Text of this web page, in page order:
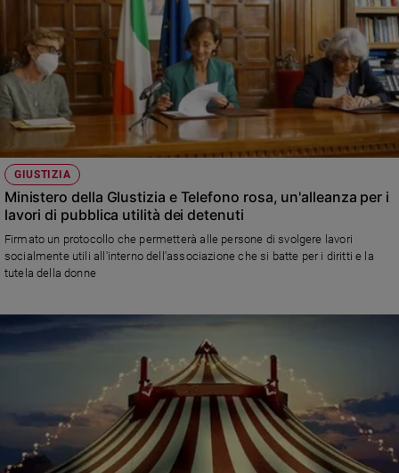
GIUSTIZIA
Ministero della GIustizia e Telefono rosa, un'alleanza per i
lavori di pubblica utilità dei detenuti
Firmato un protocollo che permetterà alle persone di svolgere lavori
socialmente utili all'interno dell'associazione che si batte per i diritti e la
tutela della donne